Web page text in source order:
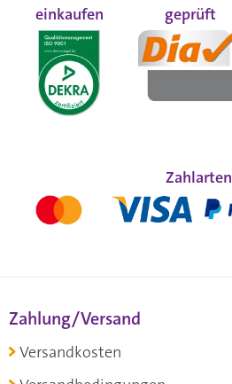
einkaufen
geprüft
Zahlarten
Zahlung/Versand
Versandkosten